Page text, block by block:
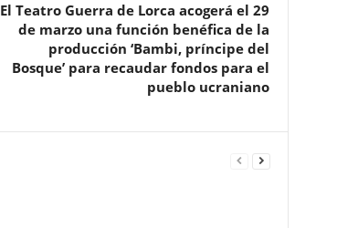
El Teatro Guerra de Lorca acogerá el 29
de marzo una función benéfica de la
producción ‘Bambi, príncipe del
Bosque’ para recaudar fondos para el
pueblo ucraniano